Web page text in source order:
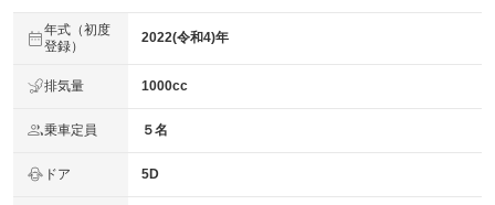
年式（初度
登録）
2022(令和4)年
排気量 1000cc
乗車定員 ５名
ドア 5D